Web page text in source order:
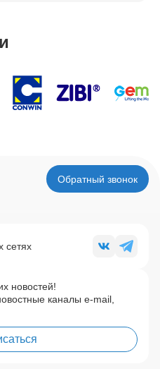
Обратный звонок
новостей!
каналы e-mail,
сетях